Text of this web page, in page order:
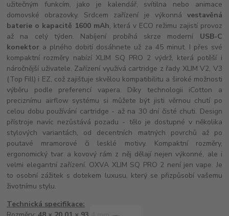
užitečným funkcím, jako je kalendář, svítilna nebo animace
domovské obrazovky. Srdcem zařízení je výkonná vestavěná
baterie o kapacitě 1600 mAh, která v ECO režimu zajistí provoz
až na celý týden. Nabíjení probíhá skrze moderní USB-C
konektor a plného dobití dosáhnete už za 45 minut. I přes své
kompaktní rozměry nabízí XLIM SQ PRO 2 výdrž, která potěší i
náročnější uživatele. Zařízení využívá cartridge z řady XLIM V2, V3
(Top Fill) i EZ, což zajišťuje skvělou kompatibilitu a široké možnosti
výběru podle preferencí vapera. Díky technologii iCotton a
preciznímu airflow systému si můžete být jisti věrnou chutí po
celou dobu používání cartridge - až na 30 dní čisté chuti. Design
přístroje navíc nezůstává pozadu - tělo je dostupné v několika
stylových variantách, od decentních matných povrchů až po
poutavé mramorové či lesklé motivy. Kompaktní rozměry,
ergonomický tvar a kovový rám z něj dělají nejen výkonné, ale i
velmi elegantní zařízení. OXVA XLIM SQ PRO 2 není jen vape. Je
to osobní zážitek s dotekem luxusu, který se přizpůsobí vašemu
životnímu stylu.
Technická specifikace: